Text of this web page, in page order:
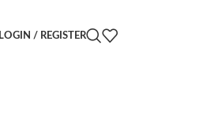
LOGIN / REGISTER